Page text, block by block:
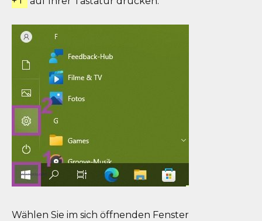
Wählen Sie im sich öffnenden Fenster